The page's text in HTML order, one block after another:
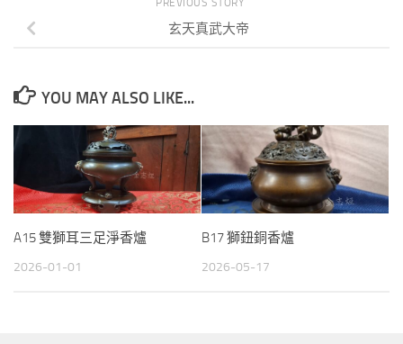
PREVIOUS STORY
玄天真武大帝
YOU MAY ALSO LIKE...
A15 雙獅耳三足淨香爐
2026-01-01
B17 獅鈕銅香爐
2026-05-17